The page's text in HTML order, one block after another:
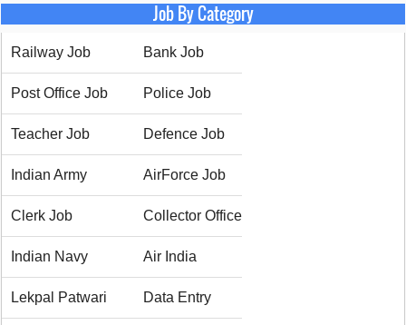
Job By Category
Railway Job Bank Job
Post Office Job Police Job
Teacher Job Defence Job
Indian Army AirForce Job
Clerk Job Collector Office
Indian Navy Air India
Lekpal Patwari Data Entry